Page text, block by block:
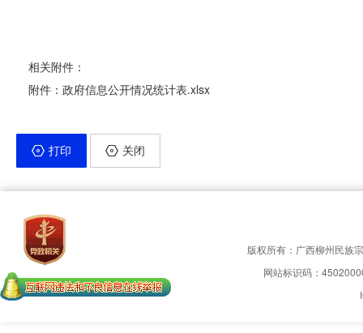
相关附件：
附件：政府信息公开情况统计表.xlsx
打印 关闭
版权所有：广西柳州民族
网站标识码：